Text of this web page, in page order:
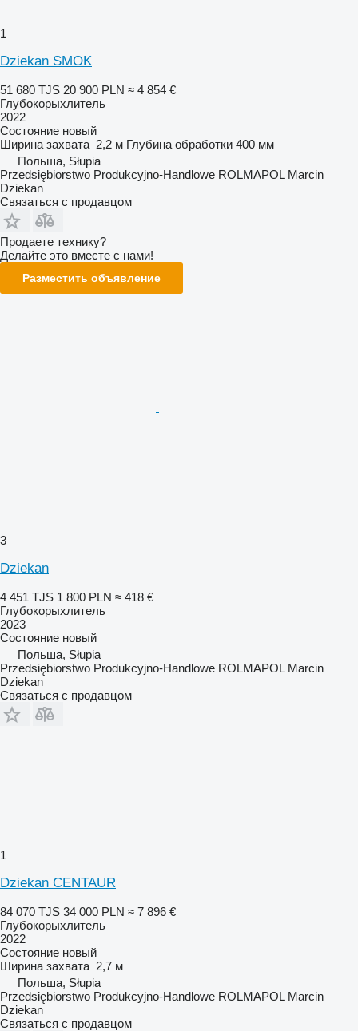
1
Dziekan SMOK
51 680 TJS 20 900 PLN ≈ 4 854 €
Глубокорыхлитель
2022
Состояние новый
Ширина захвата 2,2 м Глубина обработки 400 мм
Польша, Słupia
Przedsiębiorstwo Produkcyjno-Handlowe ROLMAPOL Marcin
Dziekan
Связаться с продавцом
Продаете технику?
Делайте это вместе с нами!
Разместить объявление
3
Dziekan
4 451 TJS 1 800 PLN ≈ 418 €
Глубокорыхлитель
2023
Состояние новый
Польша, Słupia
Przedsiębiorstwo Produkcyjno-Handlowe ROLMAPOL Marcin
Dziekan
Связаться с продавцом
1
Dziekan CENTAUR
84 070 TJS 34 000 PLN ≈ 7 896 €
Глубокорыхлитель
2022
Состояние новый
Ширина захвата 2,7 м
Польша, Słupia
Przedsiębiorstwo Produkcyjno-Handlowe ROLMAPOL Marcin
Dziekan
Связаться с продавцом